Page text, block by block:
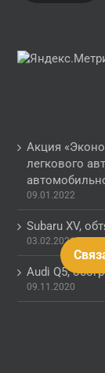
Акция
легкового
09.01.2022
Subaru XV,
03.02.2021
Audi Q5,
09.11.2020